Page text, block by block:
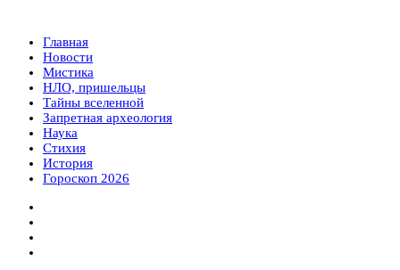
Главная
Новости
Мистика
НЛО, пришельцы
Тайны вселенной
Запретная археология
Наука
Стихия
История
Гороскоп 2026